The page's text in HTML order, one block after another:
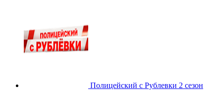
Полицейский с Рублевки 2 сезон